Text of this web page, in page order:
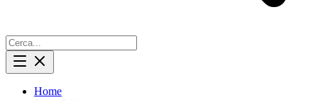
Home